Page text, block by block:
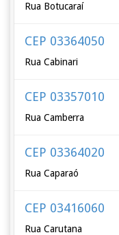
Rua Botucaraí
CEP 03364050
Rua Cabinari
CEP 03357010
Rua Camberra
CEP 03364020
Rua Caparaó
CEP 03416060
Rua Carutana